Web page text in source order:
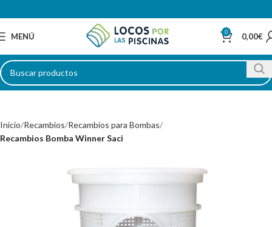
MENÚ 0 0,00€
Inicio Recambios Recambios para Bombas
Recambios Bomba Winner Saci